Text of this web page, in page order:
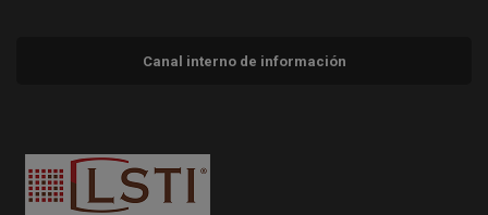
Canal interno de información